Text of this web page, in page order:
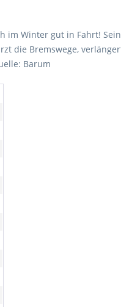
im Winter gut in Fahrt!
die Bremswege,
Barum